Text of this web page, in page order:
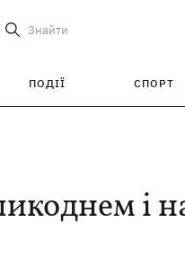
Знайти
ПОДІЇ СПОРТ
і